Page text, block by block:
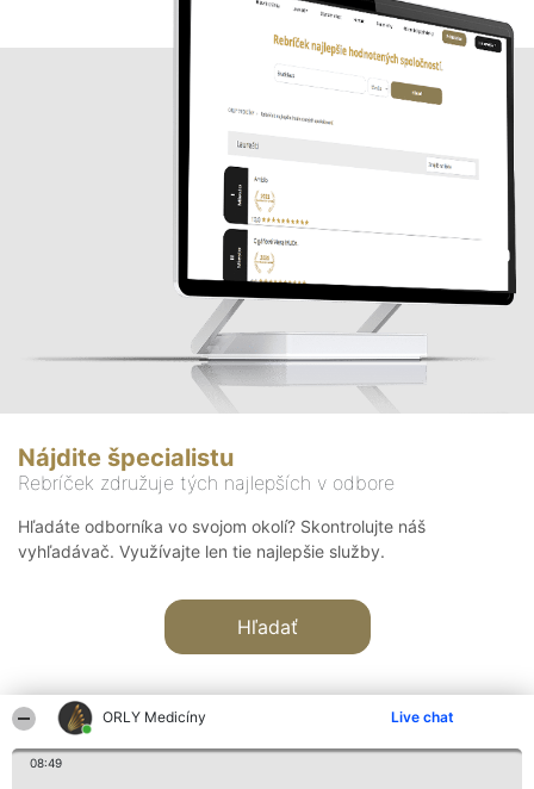
ORLY Medicíny Live chat
08:49
Nájdite špecialistu
Rebríček združuje tých najlepších v odbore
Hľadáte odborníka vo svojom okolí? Skontrolujte náš
vyhľadávač. Využívajte len tie najlepšie služby.
Hľadať